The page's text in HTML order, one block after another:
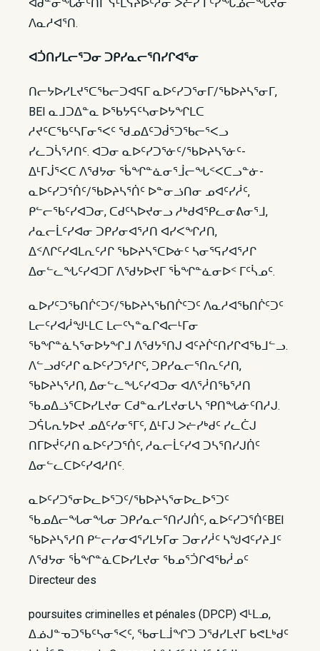
ᐊᑯᓐᓂᖓᓃᑦᑎᒥ ᓭᒻᒪᓭᔨᐅᑦᓱᓂ ᐳᓖᓯ ᒥᑦᓯᖓᓅᓕᖓᔪᓂ
ᐱᓇᓱᐊᕐᑎ.
ᐊᑑᑎᓯᒪᓕᕐᑐᓂ ᑐᑭᓯᓇᓕᕐᑎᓯᒋᐊᕐᓂ
ᑎᓕᔭᐅᓯᒪᔪᕐᑕᖃᓕᑐᐊᕋᒥ ᓇᐅᑦᓯᑐᕐᓂᒥ/ᖃᐅᔨᓴᕐᓂᒥ,
BEI ᓇᒧᑐᐃᓐᓇ ᐅᖃᔭᕋᑦᓴᓂᐅᔭᖏᒪᑕ
ᓱᔪᑦᑕᖃᑦᓴᒥᓂᕐᐸᑦ ᖁᓄᐃᑦᑐᑰᕐᑐᖃᓕᕐᐸᓗ
ᓯᓚᑐᓵᕐᓱᑎᑦ. ᐊᑐᓂ ᓇᐅᑦᓯᑐᕐᓃᑦ/ᖃᐅᔨᓴᕐᓃᑦ-
ᐃᒻᒥᒎᕐᐸᑕ ᐱᖁᔭᓂ ᖄᖏᓐᓈᓂᕐᒨᓕᖓᑉᐸᑕᓗᓐᓃ-
ᓇᐅᑦᓯᑐᕐᑏᑦ/ᖃᐅᔨᓴᕐᑏᑦ ᐅᓐᓂᓘᑎᓂ ᓄᐊᑦᓯᓲᑦ,
ᑭᓪᓕᖃᑦᓯᐊᑐᓂ, ᑕᑯᑦᓴᐅᔪᓂᓗ ᓱᒃᑯᐊᕿᓚᓂᕕᓂᕐᒧ,
ᓱᓇᓕᒫᑦᓯᐊᓂ ᑐᑭᓯᓂᐊᕐᓱᑎ ᐊᓯᐸᖏᓱᑎ,
ᐃᑉᐱᒋᑦᓯᐊᒪᕆᑦᓱᒋ ᖃᐅᔨᓴᕐᑕᐅᓃᑦ ᓴᓂᕐᕋᓯᐊᕐᓱᒋ
ᐃᓂᓪᓚᖓᑦᓯᐊᑐᒥ ᐱᖁᔭᐅᔪᒥ ᖄᖏᓐᓈᓂᐅᑉ ᒥᑦᓵᓄᑦ.
ᓇᐅᓯᑦᑐᖃᑎᒌᑦᑐᑦ/ᖃᐅᔨᓴᖃᑎᒌᑦᑐᑦ ᐱᓇᓱᐊᖃᑎᒌᑦᑐᑦ
ᒪᓕᑦᓯᐊᓲᖑᒻᒪᑕ ᒪᓕᑦᓭᓐᓇᒋᐊᓕᒻᒥᓂ
ᖃᖏᓐᓈᓴᕐᓂᐅᔭᖏᒧ ᐱᖁᔭᕐᑎᒍ ᐊᑦᔨᒌᑦᑎᓯᒋᐊᖃᒧᓪᓗ.
ᐱᓪᓗᑯᑦᓱᒋ ᓇᐅᑦᓯᑐᕐᓱᒋᑦ, ᑐᑭᓯᓇᓕᕐᑎᕆᑦᓱᑎ,
ᖃᐅᔨᓴᕐᓱᑎ, ᐃᓂᓪᓚᖓᑦᓯᐊᑐᓂ ᐊᐱᕐᓲᑎᖃᕐᓱᑎ
ᖃᓄᐃᓘᕐᑕᐅᓯᒪᔪᓂ ᑕᑯᓐᓇᓯᒪᔪᓂᒐᓴ ᕿᑎᖓᓃᑦᑎᓱᒍ.
ᑐᕌᒐᕆᔭᐅᔪ ᓄᐃᑦᓯᓂᕐᒥᑦ, ᐃᒻᒥᒍ ᐳᓖᓯᒃᑯᑦ ᓯᓚᑖᒍ
ᑎᒥᐅᔫᑦᓱᑎ ᓇᐅᑦᓯᑐᕐᑏᑦ, ᓱᓇᓕᒫᑦᓯᐊ ᑐᓴᕐᑎᓯᒍᑏᑦ
ᐃᓂᓪᓚᑕᐅᑦᓯᐊᓱᑎᑦ.
ᓇᐅᑦᓯᑐᕐᓂᐅᓚᐅᕐᑐᑦ/ᖃᐅᔨᓴᕐᓂᐅᓚᐅᕐᑐᑦ
ᖃᓄᐃᓕᖓᓂᖓᓂ ᑐᑭᓯᓇᓕᕐᑎᓯᒍᑏᑦ, ᓇᐅᑦᓯᑐᕐᑏᑦBEI
ᖃᐅᔨᓴᕐᓱᑎ ᑭᓪᓕᓯᓂᐊᕐᓯᒪᔭᒥᓂ ᑐᓂᓯᓲᑦ ᓴᖑᐊᑦᓯᔨᒧᑦ
ᐱᖁᔭᓂ ᖄᖏᓐᓈᑕᐅᓯᒪᔪᓂ ᖃᓄᕐᑑᒋᐊᖃᓲᓄᑦ
Directeur des
poursuites criminelles et pénales (DPCP) ᐊᒻᒪᓄ,
ᐃᓅᒍᓐᓀᑐᖃᑦᓴᓂᕐᐸᑦ, ᖃᓂᒪᒨᖏᑐ ᑐᖁᓯᒪᔪᒥ ᑲᕙᒪᒃᑯᑦ